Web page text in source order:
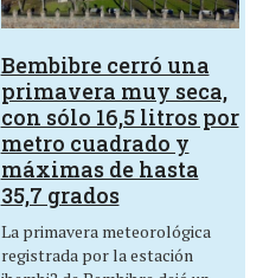
Bembibre cerró una
primavera muy seca,
con sólo 16,5 litros por
metro cuadrado y
máximas de hasta
35,7 grados
La primavera meteorológica
registrada por la estación